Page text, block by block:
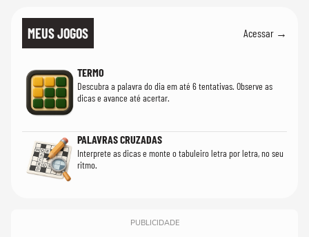
MEUS JOGOS Acessar →
TERMO
Descubra a palavra do dia em até 6 tentativas. Observe as
dicas e avance até acertar.
PALAVRAS CRUZADAS
Interprete as dicas e monte o tabuleiro letra por letra, no seu
ritmo.
PUBLICIDADE